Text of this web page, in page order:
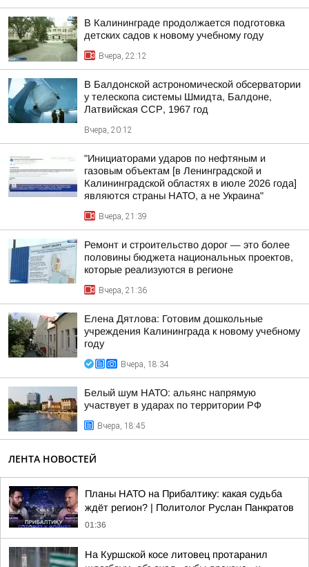
В Калининграде продолжается подготовка
детских садов к новому учебному году
Вчера, 22:12
В Балдонской астрономической обсерватории
у телескопа системы Шмидта, Балдоне,
Латвийская ССР, 1967 год
Вчера, 20:12
"Инициаторами ударов по нефтяным и
газовым объектам [в Ленинградской и
Калининградской областях в июле 2026 года]
являются страны НАТО, а не Украина"
Вчера, 21:39
Ремонт и строительство дорог — это более
половины бюджета национальных проектов,
которые реализуются в регионе
Вчера, 21:36
Елена Дятлова: Готовим дошкольные
учреждения Калининграда к новому учебному
году
Вчера, 18:34
Белый шум НАТО: альянс напрямую
участвует в ударах по территории РФ
Вчера, 18:45
ЛЕНТА НОВОСТЕЙ
Планы НАТО на Прибалтику: какая судьба
ждёт регион? | Политолог Руслан Панкратов
01:36
На Куршской косе литовец протаранил